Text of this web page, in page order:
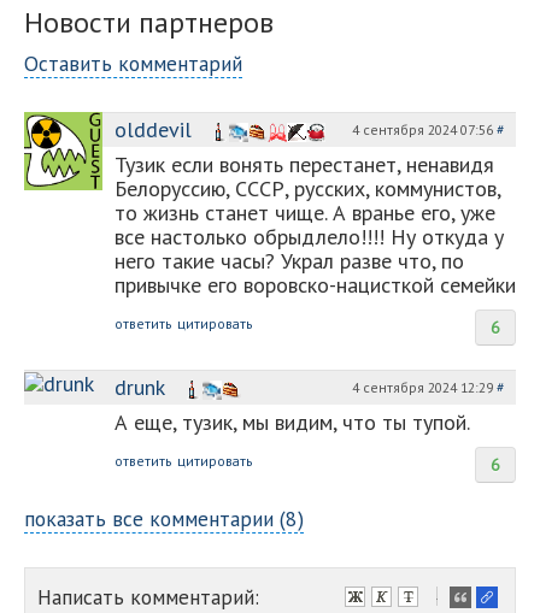
Новости партнеров
Оставить комментарий
olddevil 4 сентября 2024 07:56 #
Тузик если вонять перестанет, ненавидя
Белоруссию, СССР, русских, коммунистов,
то жизнь станет чище. А вранье его, уже
все настолько обрыдлело!!!! Ну откуда у
него такие часы? Украл разве что, по
привычке его воровско-нацисткой семейки
6
ответить цитировать
drunk 4 сентября 2024 12:29 #
А еще, тузик, мы видим, что ты тупой.
6
ответить цитировать
показать все комментарии (8)
Написать комментарий:
-